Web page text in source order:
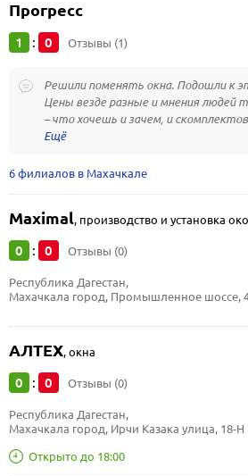
Прогресс
1 : 0 Отзывы (1)
Решили поменять окна. Подошли к
Цены везде разные и мнения людей
– что хочешь и зачем, и
6 филиалов в Махачкале
Maximal, производство и установка
0 : 0 Отзывы (0)
Республика Дагестан,
Махачкала город, Промышленное шоссе,
АЛТЕХ,окна
0 : 0 Отзывы (0)
Открыто до 18:00
Республика Дагестан,
Махачкала город, Ирчи Казака улица, 18-Н